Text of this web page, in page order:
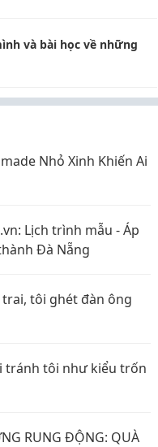
và bài học về những
Nhỏ Xinh Khiến Ai
Lịch trình mẫu - Áp
Đà Nẵng
tôi ghét đàn ông
tránh tôi như kiểu trốn
RUNG ĐỘNG: QUÀ